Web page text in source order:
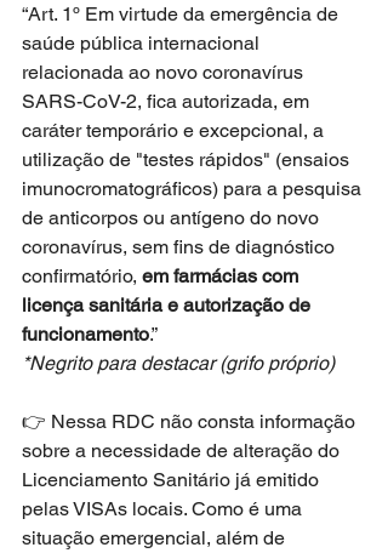
“Art. 1º Em virtude da emergência de
saúde pública internacional
relacionada ao novo coronavírus
SARS-CoV-2, fica autorizada, em
caráter temporário e excepcional, a
utilização de "testes rápidos" (ensaios
imunocromatográficos) para a pesquisa
de anticorpos ou antígeno do novo
coronavírus, sem fins de diagnóstico
confirmatório, em farmácias com
licença sanitária e autorização de
funcionamento.”
*Negrito para destacar (grifo próprio)
👉 Nessa RDC não consta informação
sobre a necessidade de alteração do
Licenciamento Sanitário já emitido
pelas VISAs locais. Como é uma
situação emergencial, além de